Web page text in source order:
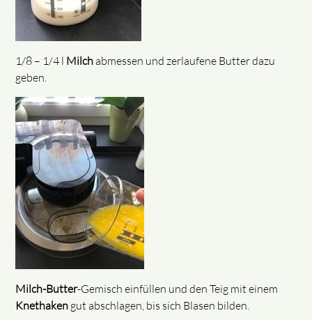
1/8 – 1/4 l Milchabmessen und zerlaufene Butter dazu
geben.
Milch-Butter-Gemisch einfüllen und den Teig mit einem
Knethaken gut abschlagen, bis sich Blasen bilden.